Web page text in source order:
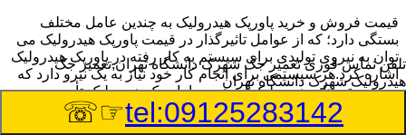
قیمت فروش و خرید پاورپک هیدرولیک به چندین عامل مختلف
بستگی دارد؛ که از عوامل تاثیرگذار در قیمت پاورپک هیدرولیک می
توان به نیروی تولیدی برای سیستم به کار رفته در پاورپک هیدرولیک
اشاره کرد.هر سیستمی برای انجام کار خود نیاز به یک نیرو دارد که
در سیستم های هیدرولیک این نیرو را پاورپک هیدرولیک تأمین می
تلفن تماس فوریتعمیر جک شهرک دانشگاه تهران,تعمیر جک
هیدرولیک شهرک دانشگاه تهران
tel:09125283142
☞☏